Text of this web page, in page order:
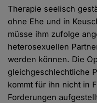
Therapie seelisch
ohne Ehe und in
müsse ihm zufolge
heterosexuellen
werden können. Die
gleichgeschlechtliche
kommt für ihn nicht in
Forderungen